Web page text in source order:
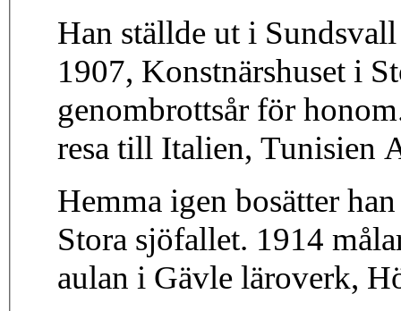
Han ställde ut i
1907, Konstnärshuset i
genombrottsår för
resa till Italien, Tunisien
Hemma igen bosätter
Stora sjöfallet. 1914
aulan i Gävle läroverk,